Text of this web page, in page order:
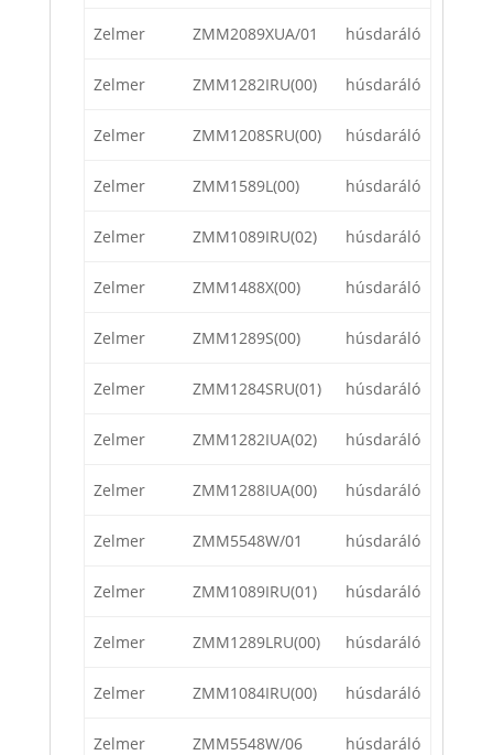
Zelmer ZMM2089XUA/01 húsdaráló
Zelmer ZMM1282IRU(00) húsdaráló
Zelmer ZMM1208SRU(00) húsdaráló
Zelmer ZMM1589L(00) húsdaráló
Zelmer ZMM1089IRU(02) húsdaráló
Zelmer ZMM1488X(00) húsdaráló
Zelmer ZMM1289S(00) húsdaráló
Zelmer ZMM1284SRU(01) húsdaráló
Zelmer ZMM1282IUA(02) húsdaráló
Zelmer ZMM1288IUA(00) húsdaráló
Zelmer ZMM5548W/01 húsdaráló
Zelmer ZMM1089IRU(01) húsdaráló
Zelmer ZMM1289LRU(00) húsdaráló
Zelmer ZMM1084IRU(00) húsdaráló
Zelmer ZMM5548W/06 húsdaráló